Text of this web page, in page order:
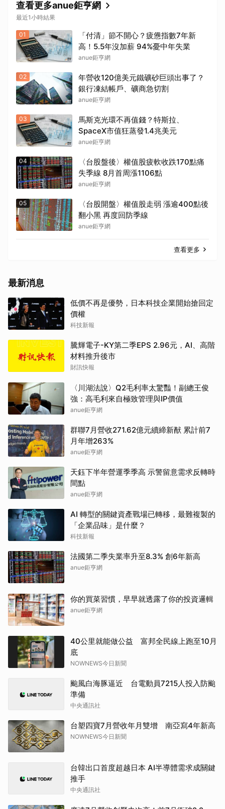
查看更多anue鉅亨網
最近1小時結果
01
「付清」節不開心？疲憊指數7年新
高！5.5年沒加薪 94%憂中年失業
anue鉅亨網
02
年營收120億美元鐵礦砂巨頭出事了？
銀行凍結帳戶、礦商急切割
anue鉅亨網
03
馬斯克光環不再值錢？特斯拉、
SpaceX市值狂蒸發1.4兆美元
anue鉅亨網
04
〈台股盤後〉權值股疲軟收跌170點痛
失季線 8月首周漲1106點
anue鉅亨網
05
〈台股開盤〉權值股走弱 漲逾400點後
翻小黑 再度回防季線
anue鉅亨網
查看更多
最新消息
低價不再是優勢，日本科技企業開始搶回定
價權
科技新報
騰輝電子-KY第二季EPS 2.96元，AI、高階
材料推升後市
財訊快報
〈川湖法說〉Q2毛利率太驚豔！副總王俊
強：高毛利來自極致管理與IP價值
anue鉅亨網
群聯7月營收271.62億元續締新猷 累計前7
月年增263%
anue鉅亨網
天鈺下半年營運季季高 示警留意需求反轉時
間點
anue鉅亨網
AI 轉型的關鍵資產戰場已轉移，最難複製的
「企業品味」是什麼？
科技新報
法國第二季失業率升至8.3% 創6年新高
anue鉅亨網
你的買菜習慣，早早就透露了你的投資邏輯
anue鉅亨網
40公里就能做公益 富邦全民線上跑至10月
底
NOWNEWS今日新聞
颱風白海豚逼近 台電動員7215人投入防颱
準備
中央通訊社
台塑四寶7月營收年月雙增 南亞寫4年新高
NOWNEWS今日新聞
台韓出口首度超越日本 AI半導體需求成關鍵
推手
中央通訊社
取消